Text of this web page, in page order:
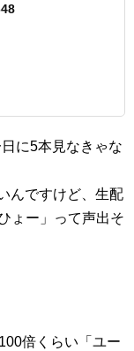
に5本見なきゃな
んですけど、生配
ょー」って声出そ
倍くらい「ユー